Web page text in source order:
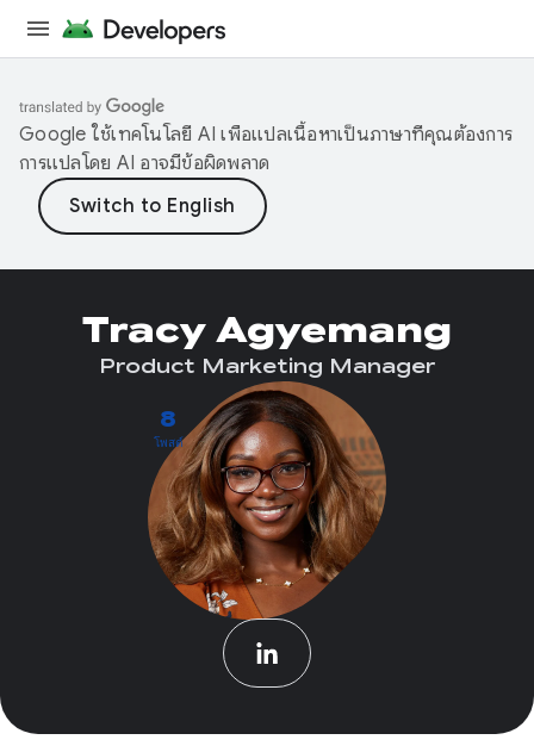
Google ใช้เทคโนโลยี AI เพื่อแปลเนื้อหาเป็นภาษาที่คุณต้องการ
การแปลโดย AI อาจมีข้อผิดพลาด
8
โพสต์
Tracy Agyemang
Product Marketing Manager